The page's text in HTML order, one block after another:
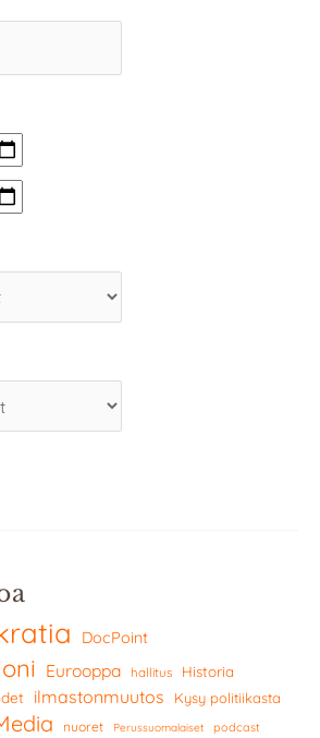
DocPoint
Eurooppa hallitus Historia
ilmastonmuutos Kysy politiikasta
nuoret Perussuomalaiset podcast